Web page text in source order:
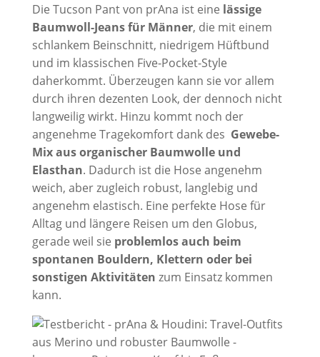
Die Tucson Pant von prAna ist eine lässige
Baumwoll-Jeans für Männer, die mit einem
schlankem Beinschnitt, niedrigem Hüftbund
und im klassischen Five-Pocket-Style
daherkommt. Überzeugen kann sie vor allem
durch ihren dezenten Look, der dennoch nicht
langweilig wirkt. Hinzu kommt noch der
angenehme Tragekomfort dank des Gewebe-
Mix aus organischer Baumwolle und
Elasthan. Dadurch ist die Hose angenehm
weich, aber zugleich robust, langlebig und
angenehm elastisch. Eine perfekte Hose für
Alltag und längere Reisen um den Globus,
gerade weil sie problemlos auch beim
spontanen Bouldern, Klettern oder bei
sonstigen Aktivitäten zum Einsatz kommen
kann.